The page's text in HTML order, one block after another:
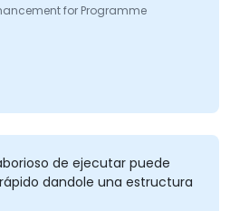
for Programme
de ejecutar puede
dandole una estructura